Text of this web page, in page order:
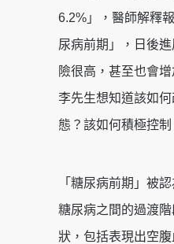
6.2%」，醫師解釋
尿病前期」，日後
險很高，甚至也會
李先生想知道該如
態？該如何積極控制
「糖尿病前期」被
糖尿病之間的過渡
狀，包括表現出空